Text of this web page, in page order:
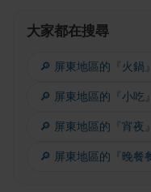
大家都在搜尋
🔎 屏東地區的『火鍋
🔎 屏東地區的『小吃
🔎 屏東地區的『宵夜
🔎 屏東地區的『晚餐